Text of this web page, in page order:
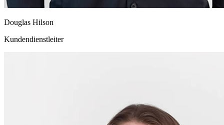
Douglas Hilson
Kundendienstleiter